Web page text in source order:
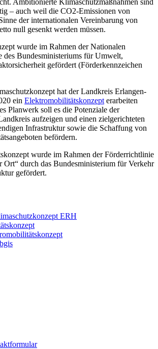
Ambitionierte Klimaschutzmaßnahmen sind
– auch weil die CO2-Emissionen von
der internationalen Vereinbarung von
null gesenkt werden müssen.
wurde im Rahmen der Nationalen
Bundesministeriums für Umwelt,
gefördert (Förderkennzeichen
hat der Landkreis Erlangen-
ein Elektromobilitätskonzepterarbeiten
Planwerk soll es die Potenziale der
aufzeigen und einen zielgerichteten
Infrastruktur sowie die Schaffung von
befördern.
wurde im Rahmen der Förderrichtlinie
Ort“ durch das Bundesministerium für Verkehr
gefördert.
ERH